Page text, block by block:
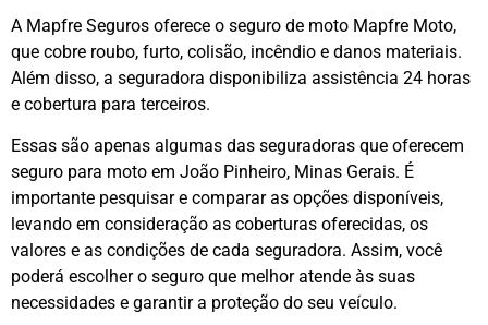
A Mapfre Seguros oferece o seguro de moto Mapfre Moto,
que cobre roubo, furto, colisão, incêndio e danos materiais.
Além disso, a seguradora disponibiliza assistência 24 horas
e cobertura para terceiros.
Essas são apenas algumas das seguradoras que oferecem
seguro para moto em João Pinheiro, Minas Gerais. É
importante pesquisar e comparar as opções disponíveis,
levando em consideração as coberturas oferecidas, os
valores e as condições de cada seguradora. Assim, você
poderá escolher o seguro que melhor atende às suas
necessidades e garantir a proteção do seu veículo.